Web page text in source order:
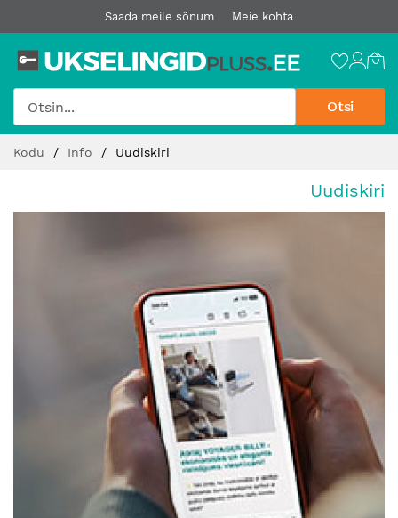
Saada meile sõnum Meie kohta
Otsi
sisu
Kodu Info Uudiskiri
Uudiskiri